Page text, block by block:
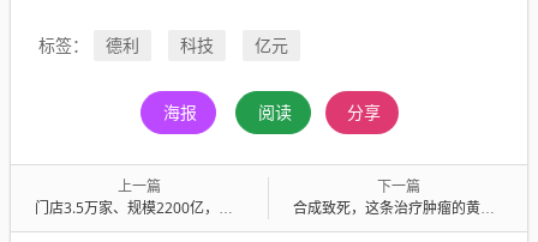
标签： 德利 科技 亿元
海报 阅读 分享
上一篇
门店3.5万家、规模2200亿，酒类连锁扛住调整了吗？
下一篇
合成致死，这条治疗肿瘤的黄金赛道卡在哪？